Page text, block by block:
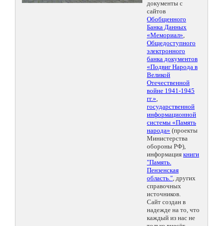
документы с
сайтов
Обобщенного
Банка Данных
«Мемориал»,
Общедоступного
электронного
банка документов
«Подвиг Народа в
Великой
Отечественной
войне 1941-1945
гг.»,
государственной
информационной
системы «Память
народа» (проекты
Министерства
обороны РФ),
информация книги
"Память.
Пензенская
область.", других
справочных
источников.
Сайт создан в
надежде на то, что
каждый из нас не